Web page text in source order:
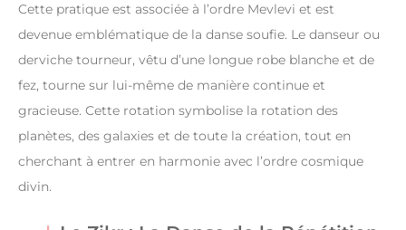
Cette pratique est associée à l’ordre Mevlevi et est
devenue emblématique de la danse soufie. Le danseur ou
derviche tourneur, vêtu d’une longue robe blanche et de
fez, tourne sur lui-même de manière continue et
gracieuse. Cette rotation symbolise la rotation des
planètes, des galaxies et de toute la création, tout en
cherchant à entrer en harmonie avec l’ordre cosmique
divin.